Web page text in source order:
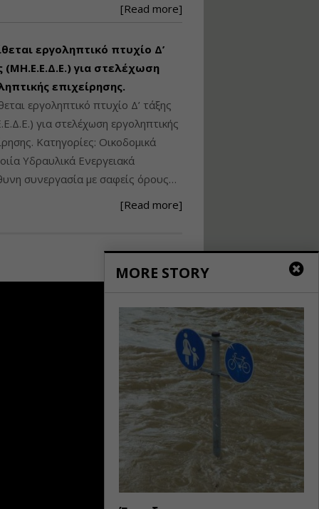
[Read more]
εργοληπτικό πτυχίο Δ’
(ΜΗ.Ε.Ε.Δ.Ε.) για στελέχωση
επιχείρησης.
εργοληπτικό πτυχίο Δ’ τάξης
για στελέχωση εργοληπτικής
Κατηγορίες: Οικοδομικά
Υδραυλικά Ενεργειακά
συνεργασία με σαφείς όρους…
[Read more]
MORE STORY
Διάρκεια: 12 ώρες
Εισηγητής:Λάμπρος Κίσσας
Τιμή από: €130.00
Διάρκεια: 6 ώρες
Ανάθεση – Εκτέλεση –
Ν.4782/2021
Εισηγητής:Ζήσης Παπασταμάτης
Διάρκεια: 18 ώρες
Σχεδιασμός, μελέτη
και τεχνική
υλοποίηση
φωτοβολταϊκών
συστημάτων για
αυτοπαραγωγή (Net-
metering)
Εισηγητής:
Νικόλαος Παπαναστασίου
Διάρκεια: 16 ώρες